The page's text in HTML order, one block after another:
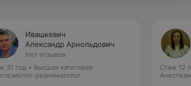
Ивашкевич
Александр Арнольдович
Нет отзывов
31 год • Высшая категория
реаниматолог
Стаж 12